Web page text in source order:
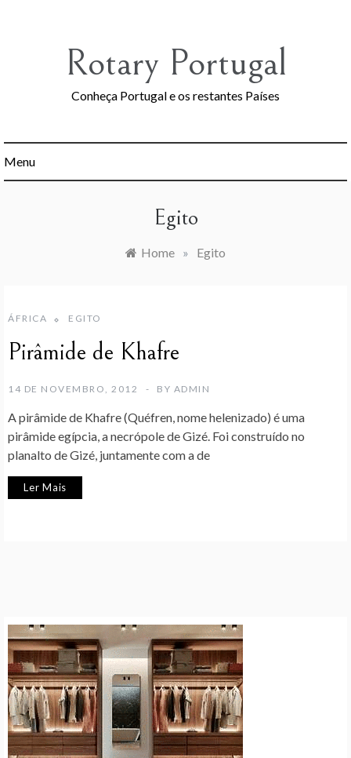
Rotary Portugal
Conheça Portugal e os restantes Países
Menu
Egito
Home » Egito
ÁFRICA EGITO
Pirâmide de Khafre
14 DE NOVEMBRO, 2012 BY ADMIN
A pirâmide de Khafre (Quéfren, nome helenizado) é uma
pirâmide egípcia, a necrópole de Gizé. Foi construído no
planalto de Gizé, juntamente com a de
Ler Mais